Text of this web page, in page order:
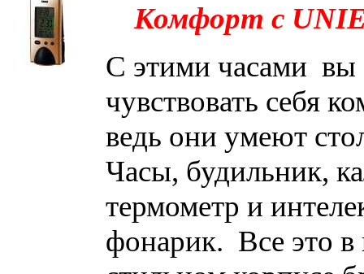
Комфорт с
С этими часами вы
чувствовать себя
ведь они умеют
Часы, будильник,
термометр и
фонарик. Все это